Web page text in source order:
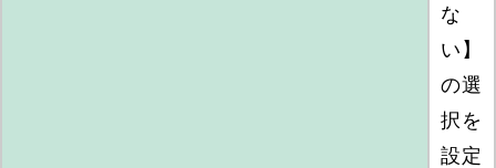
な
い】
の選
択を
設定